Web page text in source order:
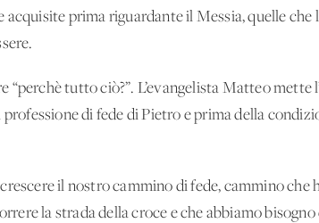
prima riguardante il Messia, quelle che
tutto ciò?”. L’evangelista Matteo mette
di fede di Pietro e prima della
il nostro cammino di fede, cammino che
la strada della croce e che abbiamo